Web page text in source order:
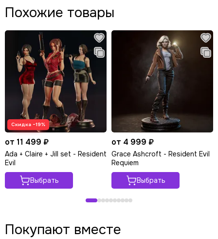
Похожие товары
Скидка −19%
от 11 499 ₽
Ada + Claire + Jill set - Resident
Evil
Выбрать
от 4 999 ₽
Grace Ashcroft - Resident Evil
Requiem
Выбрать
Покупают вместе